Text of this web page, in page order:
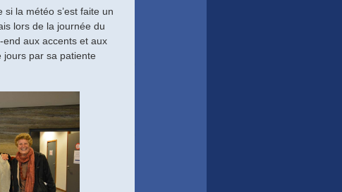
la météo s’est faite un
lors de la journée du
end aux accents et aux
jours par sa patiente